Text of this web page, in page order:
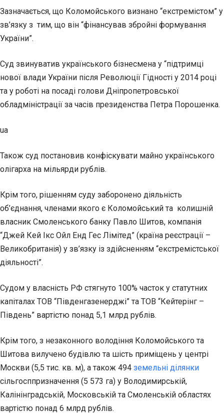
Зазначається, що Коломойського визнано “екстремістом” у
зв’язку з тим, що він “фінансував збройні формування
України”.
Суд звинуватив українського бізнесмена у “підтримці
нової влади України після Революції Гідності у 2014 році
та у роботі на посаді голови Дніпропетровської
обладміністрації за часів президенства Петра Порошенка.
ua
Також суд постановив конфіскувати майно українського
олігарха на мільярди рублів.
Крім того, рішенням суду заборонено діяльність
об’єднання, членами якого є Коломойський та колишній
власник Смоленського банку Павло Шитов, компанія
“Джей Кей Ікс Ойл Енд Гес Лімітед” (країна реєстрації –
Великобританія) у зв’язку із здійсненням “екстремістської
діяльності”.
Судом у власність РФ стягнуто 100% часток у статутних
капіталах ТОВ “Південгазенерджі” та ТОВ “Кейтерінг –
Південь” вартістю понад 5,1 млрд рублів.
Крім того, з незаконного володіння Коломойського та
Шитова вилучено будівлю та шість приміщень у центрі
Москви (5,5 тис. кв. м), а також 494 земельні ділянки
сільгосппризначення (5 573 га) у Володимирській,
Калінінградській, Московській та Смоленській областях
вартістю понад 6 млрд рублів.